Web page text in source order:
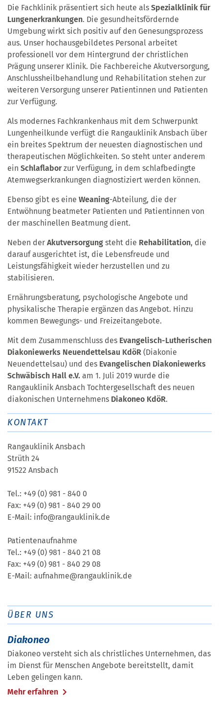
Die Fachklinik präsentiert sich heute als Spezialklinik für
Lungenerkrankungen. Die gesundheitsfördernde
Umgebung wirkt sich positiv auf den Genesungsprozess
aus. Unser hochausgebildetes Personal arbeitet
professionell vor dem Hintergrund der christlichen
Prägung unserer Klinik. Die Fachbereiche Akutversorgung,
Anschlussheilbehandlung und Rehabilitation stehen zur
weiteren Versorgung unserer Patientinnen und Patienten
zur Verfügung.
Als modernes Fachkrankenhaus mit dem Schwerpunkt
Lungenheilkunde verfügt die Rangauklinik Ansbach über
ein breites Spektrum der neuesten diagnostischen und
therapeutischen Möglichkeiten. So steht unter anderem
ein Schlaflaborzur Verfügung, in dem schlafbedingte
Atemwegserkrankungen diagnostiziert werden können.
Ebenso gibt es eine Weaning-Abteilung, die der
Entwöhnung beatmeter Patienten und Patientinnen von
der maschinellen Beatmung dient.
Neben der Akutversorgung steht die Rehabilitation, die
darauf ausgerichtet ist, die Lebensfreude und
Leistungsfähigkeit wieder herzustellen und zu
stabilisieren.
Ernährungsberatung, psychologische Angebote und
physikalische Therapie ergänzen das Angebot. Hinzu
kommen Bewegungs- und Freizeitangebote.
Mit dem Zusammenschluss des Evangelisch-Lutherischen
Diakoniewerks Neuendettelsau KdöR (Diakonie
Neuendettelsau) und des Evangelischen Diakoniewerks
Schwäbisch Hall e.V. am 1. Juli 2019 wurde die
Rangauklinik Ansbach Tochtergesellschaft des neuen
diakonischen Unternehmens Diakoneo KdöR.
KONTAKT
Rangauklinik Ansbach
Strüth 24
91522 Ansbach
Tel.: +49 (0) 981 - 840 0
Fax: +49 (0) 981 - 840 29 00
E-Mail: info@rangauklinik.de
Patientenaufnahme
Tel.: +49 (0) 981 - 840 21 08
Fax: +49 (0) 981 - 840 29 08
E-Mail: aufnahme@rangauklinik.de
ÜBER UNS
Diakoneo
Diakoneo versteht sich als christliches Unternehmen, das
im Dienst für Menschen Angebote bereitstellt, damit
Leben gelingen kann.
Mehr erfahren